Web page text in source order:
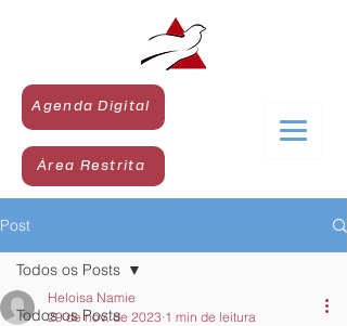
Agenda Digital
Área Restrita
Post
Todos os Posts
Todos os Posts
Heloisa Namie
29 de nov. de 2023 1 min de leitura